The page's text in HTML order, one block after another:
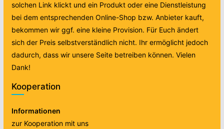
solchen Link klickt und ein Produkt oder eine Dienstleistung
bei dem entsprechenden Online-Shop bzw. Anbieter kauft,
bekommen wir ggf. eine kleine Provision. Für Euch ändert
sich der Preis selbstverständlich nicht. Ihr ermöglicht jedoch
dadurch, dass wir unsere Seite betreiben können. Vielen
Dank!
Kooperation
Informationen
zur Kooperation mit uns